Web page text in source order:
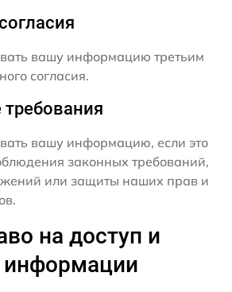
вашу информацию третьим
согласия.
вашу информацию, если это
законных требований,
или защиты наших прав и
на доступ и
информации